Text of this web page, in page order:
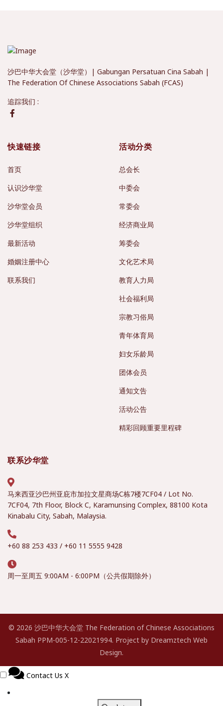
沙巴中华大会堂（沙华堂）| Gabungan Persatuan Cina Sabah |
The Federation Of Chinese Associations Sabah (FCAS)
追踪我们 :
快速链接
首页
认识沙华堂
沙华堂会员
沙华堂组织
最新活动
婚姻注册中心
联系我们
活动分类
总会长
中委会
常委会
经济商业局
筹委会
文化艺术局
教育人力局
社会福利局
宗教习俗局
青年体育局
妇女乐龄局
团体会员
通知文告
活动公告
精彩回顾重要里程碑
联系沙华堂
马来西亚沙巴州亚庇市加拉文星商场C栋7楼7CF04 / Lot No.
7CF04, 7th Floor, Block C, Karamunsing Complex, 88100 Kota
Kinabalu City, Sabah, Malaysia.
+60 88 253 433 / +60 11 5555 9428
周一至周五 9:00AM - 6:00PM（公共假期除外）
© 2026 沙巴中华大会堂 The Federation of Chinese Associations
Sabah PPM-005-12-22021994. Project by Dreamztech Web
Design.
Contact Us X